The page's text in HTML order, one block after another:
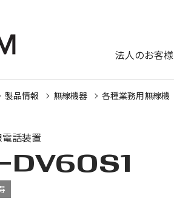
法人のお客様
製品情報 無線機器 各種業務用無線機
話装置
DV60S1